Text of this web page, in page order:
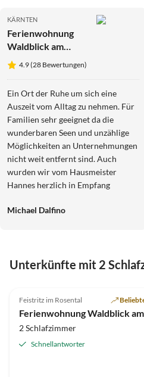
KÄRNTEN
Ferienwohnung
Waldblick am
Draustausee
4.9 (28 Bewertungen)
Ein Ort der Ruhe um sich eine
Auszeit vom Alltag zu nehmen. Für
Familien sehr geeignet da die
wunderbaren Seen und unzählige
Möglichkeiten an Unternehmungen
nicht weit entfernt sind. Auch
wurden wir vom Hausmeister
Hannes herzlich in Empfang
Ort geben.
Michael Dalfino
Unterkünfte mit 2
Feistritz im Rosental
2 Schlafzimmer
Schnellantworter